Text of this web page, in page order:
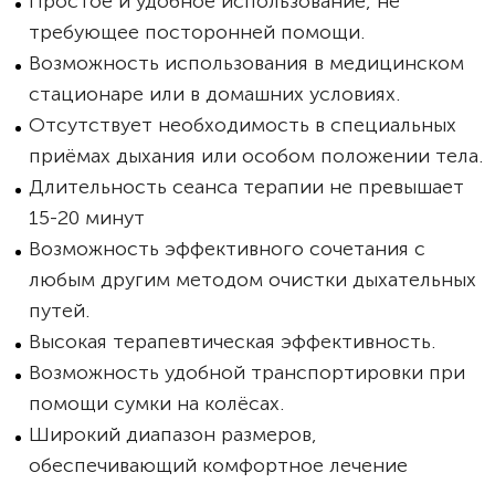
требующее посторонней помощи.
Возможность использования в медицинском
стационаре или в домашних условиях.
Отсутствует необходимость в специальных
приёмах дыхания или особом положении тела.
Длительность сеанса терапии не превышает
15-20 минут
Возможность эффективного сочетания с
любым другим методом очистки дыхательных
путей.
Высокая терапевтическая эффективность.
Возможность удобной транспортировки при
помощи сумки на колёсах.
Широкий диапазон размеров,
обеспечивающий комфортное лечение